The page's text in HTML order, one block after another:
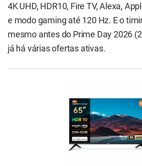
4K UHD, HDR10, Fire TV, Alexa,
e modo gaming até 120 Hz. E o
mesmo antes do Prime Day 2026
já há várias ofertas ativas.